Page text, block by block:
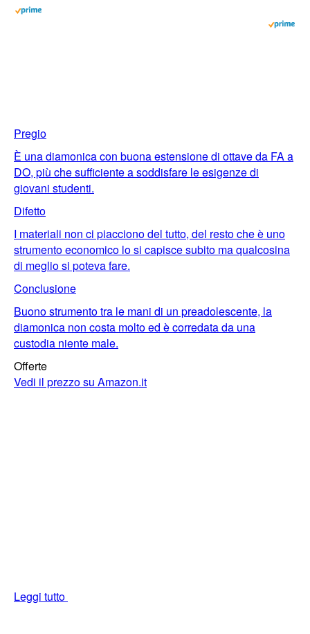
Pregio
È una diamonica con buona estensione di ottave da FA a
DO, più che sufficiente a soddisfare le esigenze di
giovani studenti.
Difetto
I materiali non ci piacciono del tutto, del resto che è uno
strumento economico lo si capisce subito ma qualcosina
di meglio si poteva fare.
Conclusione
Buono strumento tra le mani di un preadolescente, la
diamonica non costa molto ed è corredata da una
custodia niente male.
Offerte
Vedi il prezzo su Amazon.it
Leggi tutto